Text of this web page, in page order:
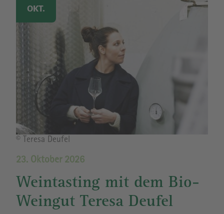
Bildrechte
© Teresa Deufel
23. Oktober 2026
Weintasting mit dem Bio-
Weingut Teresa Deufel
OKT.